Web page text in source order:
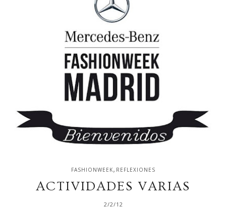
FASHIONWEEK, REFLEXIONES
ACTIVIDADES VARIAS
2/2/12